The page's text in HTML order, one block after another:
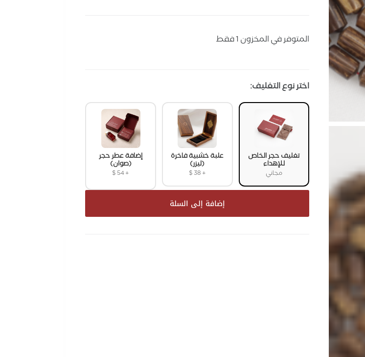
المتوفر في المخزون 1 فقط
اختر نوع التغليف:
تغليف حجر الخاص
للإهداء
مجاني
علبة خشبية فاخرة
(ليزر)
+
$38
إضافة عطر حجر
(صوان)
+
$54
إضافة إلى السلة